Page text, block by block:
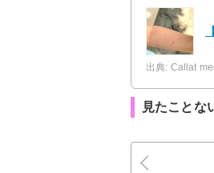
出典: Callat
見たことな